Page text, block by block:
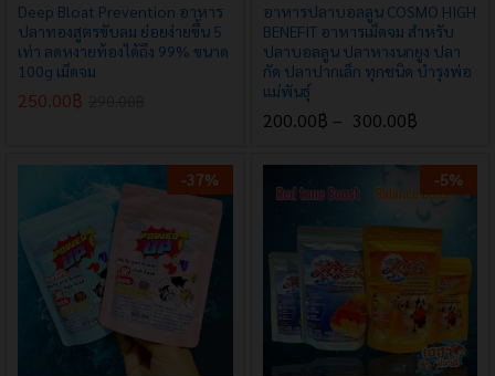
Deep Bloat Prevention อาหาร
ปลาทองสูตรขับลม ย่อยง่ายขึ้น 5
เท่า ลดหงายท้องได้ถึง 99% ขนาด
100g เม็ดจม
250.00฿
อาหารปลาบอลลูน COSMO HIGH
BENEFIT อาหารเม็ดจม สำหรับ
ปลาบอลลูน ปลาหางนกยูง ปลา
กัด ปลาปากเล็ก ทุกชนิด บำรุงพ่อ
แม่พันธุ์
200.00฿ – 300.00฿
-37% -5%